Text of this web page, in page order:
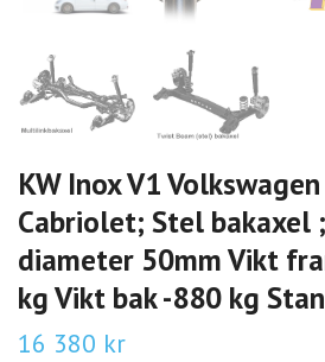
KW Inox V1
Cabriolet; Stel bakaxel
diameter 50mm Vikt
kg Vikt bak -880 kg
16 380 kr